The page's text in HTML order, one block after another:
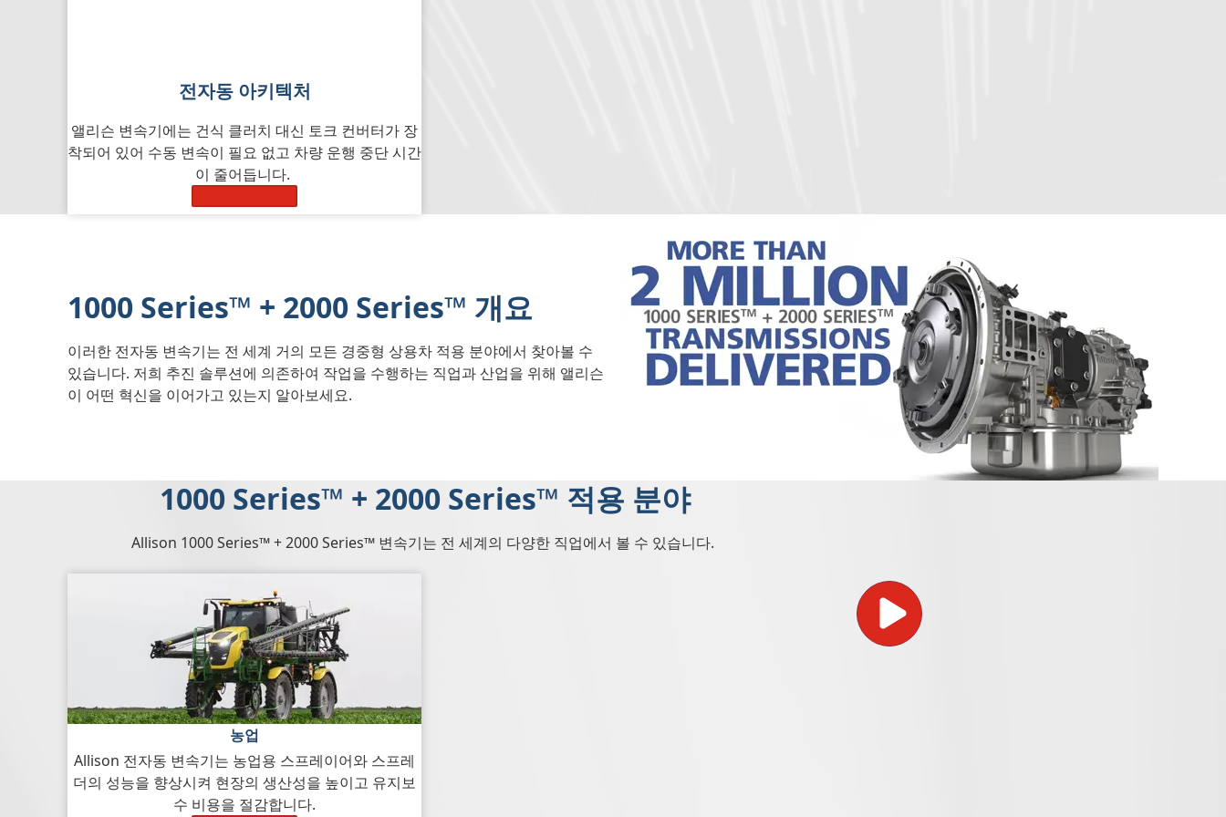
전자동 아키텍처
앨리슨 변속기에는 건식 클러치 대신 토크 컨버터가 장
착되어 있어 수동 변속이 필요 없고 차량 운행 중단 시간
이 줄어듭니다.
1000 Series™ + 2000 Series™ 개요
이러한 전자동 변속기는 전 세계 거의 모든 경중형 상용차 적용 분야에서 찾아볼 수
있습니다. 저희 추진 솔루션에 의존하여 작업을 수행하는 직업과 산업을 위해 앨리슨
이 어떤 혁신을 이어가고 있는지 알아보세요.
1000 Series™ + 2000 Series™ 적용 분야
Allison 1000 Series™ + 2000 Series™ 변속기는 전 세계의 다양한 직업에서 볼 수 있습니다.
농업
Allison 전자동 변속기는 농업용 스프레이어와 스프레
더의 성능을 향상시켜 현장의 생산성을 높이고 유지보
수 비용을 절감합니다.